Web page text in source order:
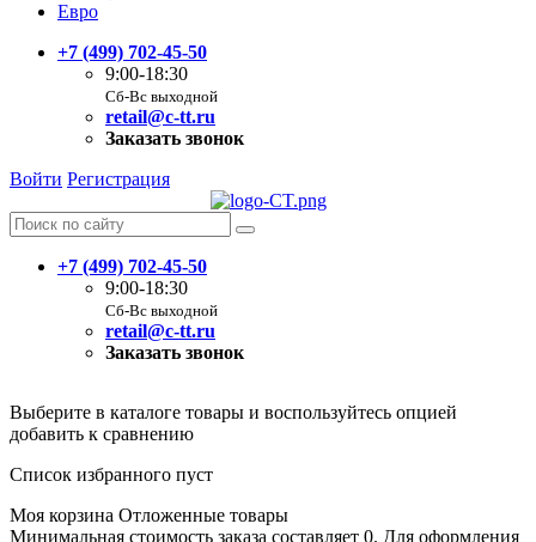
Евро
+7 (499) 702-45-50
9:00-18:30
Сб-Вс выходной
retail@c-tt.ru
Заказать звонок
Войти Регистрация
+7 (499) 702-45-50
9:00-18:30
Сб-Вс выходной
retail@c-tt.ru
Заказать звонок
Выберите в каталоге товары и воспользуйтесь опцией
добавить к сравнению
Список избранного пуст
Моя корзина Отложенные товары
Минимальная стоимость заказа составляет 0. Для оформления